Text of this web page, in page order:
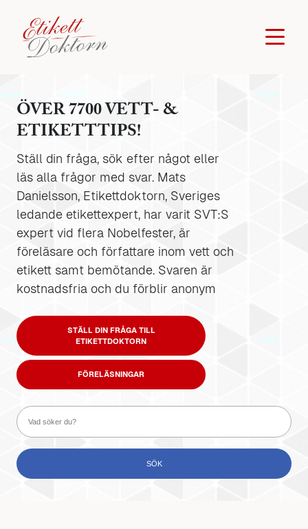
ÖVER 7700 VETT- &
ETIKETTTIPS!
Ställ din fråga, sök efter något eller
läs alla frågor med svar. Mats
Danielsson, Etikettdoktorn, Sveriges
ledande etikettexpert, har varit SVT:S
expert vid flera Nobelfester, är
föreläsare och författare inom vett och
etikett samt bemötande. Svaren är
kostnadsfria och du förblir anonym
STÄLL DIN FRÅGA TILL
ETIKETTDOKTORN
FÖRELÄSNINGAR